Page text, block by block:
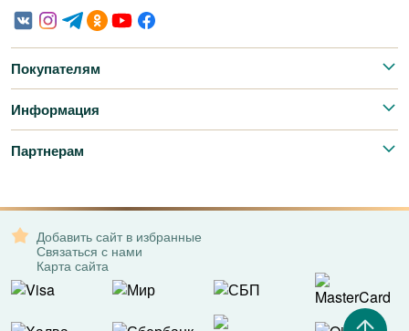
Покупателям
Информация
Партнерам
Добавить сайт в избранные
Связаться с нами
Карта сайта